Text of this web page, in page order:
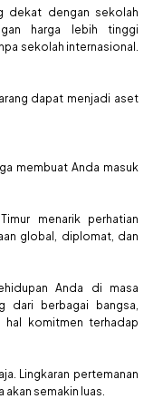
dekat dengan sekolah
harga lebih tinggi
sekolah internasional.
dapat menjadi aset
membuat Anda masuk
menarik perhatian
global, diplomat, dan
Anda di masa
dari berbagai bangsa,
hal komitmen terhadap
Lingkaran pertemanan
semakin luas.